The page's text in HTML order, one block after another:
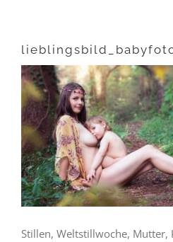
springen
Stillen, Weltstillwoche,